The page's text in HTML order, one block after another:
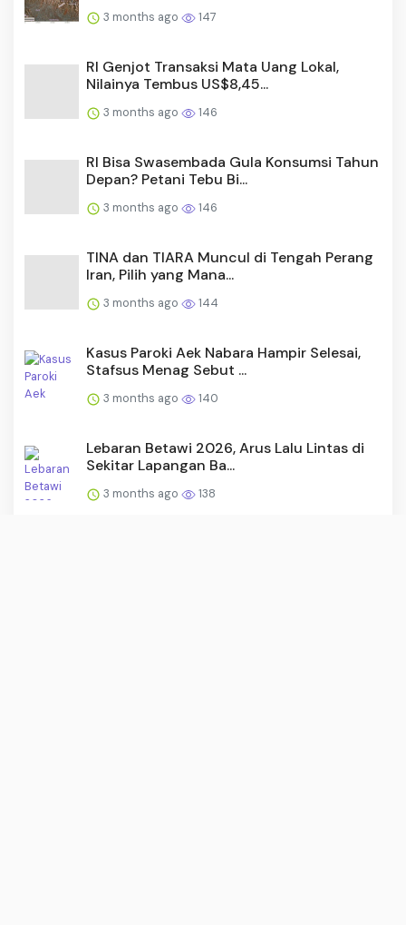
3 months ago 147
RI Genjot Transaksi Mata Uang Lokal,
Nilainya Tembus US$8,45...
3 months ago 146
RI Bisa Swasembada Gula Konsumsi Tahun
Depan? Petani Tebu Bi...
3 months ago 146
TINA dan TIARA Muncul di Tengah Perang
Iran, Pilih yang Mana...
3 months ago 144
Kasus Paroki Aek Nabara Hampir Selesai,
Stafsus Menag Sebut ...
3 months ago 140
Lebaran Betawi 2026, Arus Lalu Lintas di
Sekitar Lapangan Ba...
3 months ago 138